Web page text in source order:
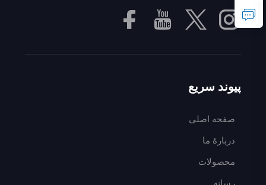
پیوند سریع
صفحه اصلی
دربارهٔ ما
محصولات
رسانه